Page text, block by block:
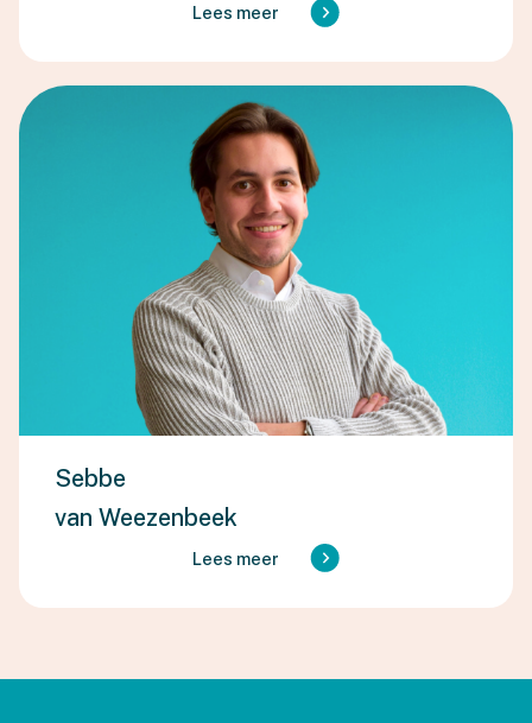
Lees meer
Sebbe
van Weezenbeek
Lees meer